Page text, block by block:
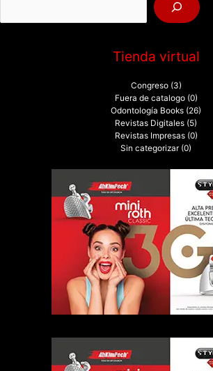
:
Tienda virtual
Congreso (3)
Fuera de catalogo (0)
Odontología Books (26)
Revistas Digitales (5)
Revistas Impresas (0)
Sin categorizar (0)